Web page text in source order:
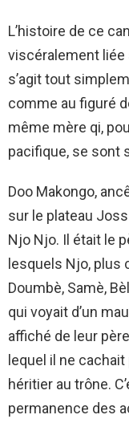
L’histoire de ce
viscéralement liée
s’agit tout
comme au figuré
même mère qi,
pacifique, se sont
Doo Makongo,
sur le plateau
Njo Njo. Il était le
lesquels Njo, plus
Doumbè, Samè,
qui voyait d’un
affiché de leur
lequel il ne
héritier au trône.
permanence des